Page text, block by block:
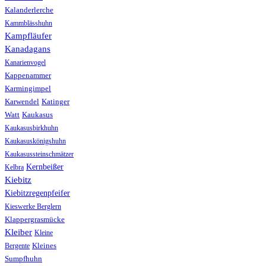
Kalanderlerche
Kammblässhuhn
Kampfläufer
Kanadagans
Kanarienvogel
Kappenammer
Karmingimpel
Karwendel Katinger
Watt Kaukasus
Kaukasusbirkhuhn
Kaukasuskönigshuhn
Kaukasussteinschmätzer
Kelbra Kernbeißer
Kiebitz
Kiebitzregenpfeifer
Kieswerke Berglern
Klappergrasmücke
Kleiber Kleine
Bergente Kleines
Sumpfhuhn